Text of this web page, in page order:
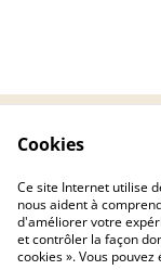
Cookies
Ce site Internet utilise
nous aident à
d'améliorer votre
et contrôler la façon
cookies ». Vous